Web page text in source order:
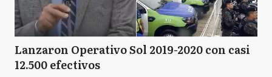
Lanzaron Operativo Sol 2019-2020 con casi
12.500 efectivos